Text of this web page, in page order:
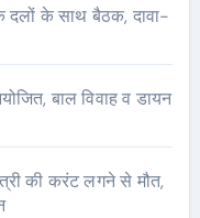
दलों के साथ बैठक, दावा-
बाल विवाह व डायन
की करंट लगने से मौत,